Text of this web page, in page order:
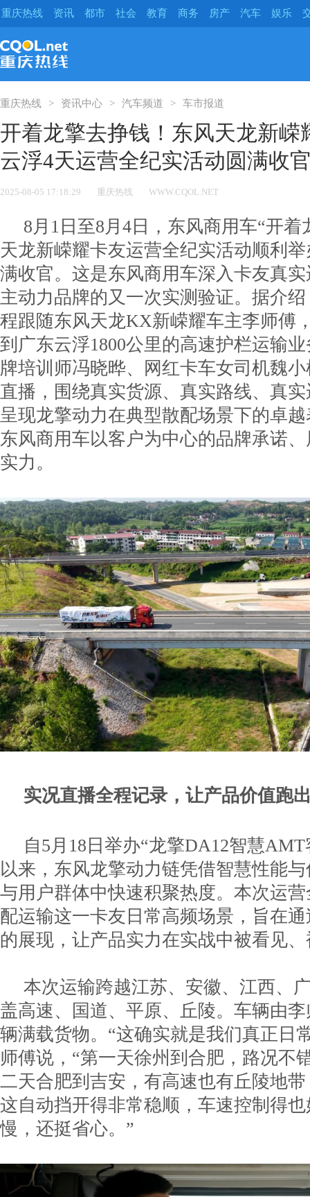
重庆热线 资讯 都市 社会 教育 商务 房产 汽车 娱乐
重庆热线 资讯中心 汽车频道 车市报道
开着龙擎去挣钱！东风天龙新嵘
云浮4天运营全纪实活动圆满收
2025-08-05 17:18:29 重庆热线 WWW.CQOL.NET
8月1日至8月4日，东风商用车“开着
天龙新嵘耀卡友运营全纪实活动顺利
满收官。这是东风商用车深入卡友真
主动力品牌的又一次实测验证。据介
程跟随东风天龙KX新嵘耀车主李师傅
到广东云浮1800公里的高速护栏运输
牌培训师冯晓晔、网红卡车女司机魏
直播，围绕真实货源、真实路线、真
呈现龙擎动力在典型散配场景下的卓
东风商用车以客户为中心的品牌承诺
实力。
实况直播全程记录，让产品价值跑
自5月18日举办“龙擎DA12智慧
以来，东风龙擎动力链凭借智慧性能
与用户群体中快速积聚热度。本次运
配运输这一卡友日常高频场景，旨在
的展现，让产品实力在实战中被看见
本次运输跨越江苏、安徽、江西、
盖高速、国道、平原、丘陵。车辆由
辆满载货物。“这确实就是我们真正日
师傅说，“第一天徐州到合肥，路况不
二天合肥到吉安，有高速也有丘陵地
这自动挡开得非常稳顺，车速控制得
慢，还挺省心。”